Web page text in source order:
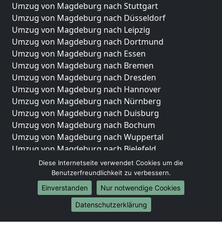
Umzug von Magdeburg nach Stuttgart
Umzug von Magdeburg nach Düsseldorf
Umzug von Magdeburg nach Leipzig
Umzug von Magdeburg nach Dortmund
Umzug von Magdeburg nach Essen
Umzug von Magdeburg nach Bremen
Umzug von Magdeburg nach Dresden
Umzug von Magdeburg nach Hannover
Umzug von Magdeburg nach Nürnberg
Umzug von Magdeburg nach Duisburg
Umzug von Magdeburg nach Bochum
Umzug von Magdeburg nach Wuppertal
Umzug von Magdeburg nach Bielefeld
Umzug von Magdeburg nach Bonn
Umzug von Magdeburg nach Münster
Internationale-Umzüge
Umzug von Magdeburg nach Brasilien
Umzug von Magdeburg nach Brunei Darussalam
Diese Internetseite verwendet Cookies um die
Benutzerfreundlichkeit zu verbessern.
Einverstanden
Nur notwendige Cookies
Datenschutzerklärung